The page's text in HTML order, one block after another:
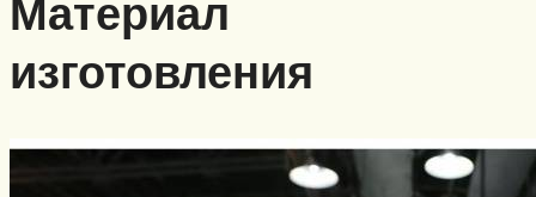
Материал
изготовления